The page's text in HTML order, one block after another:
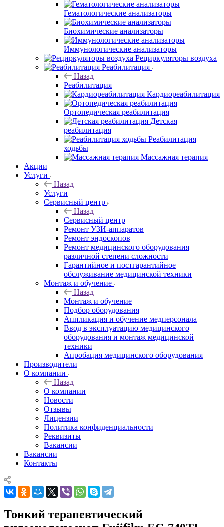
Гематологические анализаторы
Биохимические анализаторы
Иммунологические анализаторы
Рециркуляторы воздуха
Реабилитация
Назад
Реабилитация
Кардиореабилитация
Ортопедическая реабилитация
Детская
реабилитация
Реабилитация
ходьбы
Массажная терапия
Акции
Услуги
Назад
Услуги
Сервисный центр
Назад
Сервисный центр
Ремонт УЗИ-аппаратов
Ремонт эндоскопов
Ремонт медицинского оборудования
различной степени сложности
Гарантийное и постгарантийное
обслуживание медицинской техники
Монтаж и обучение
Назад
Монтаж и обучение
Подбор оборудования
Аппликация и обучение медперсонала
Ввод в эксплуатацию медицинского
оборудования и монтаж медицинской
техники
Апробация медицинского оборудования
Производители
О компании
Назад
О компании
Новости
Отзывы
Лицензии
Политика конфиденциальности
Реквизиты
Вакансии
Вакансии
Контакты
Тонкий терапевтический